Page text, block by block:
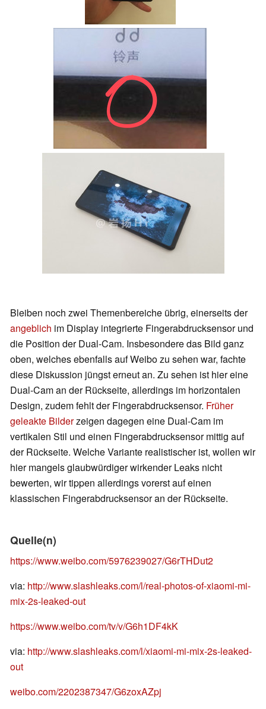
Bleiben noch zwei Themenbereiche übrig, einerseits der
angeblich im Display integrierte Fingerabdrucksensor und
die Position der Dual-Cam. Insbesondere das Bild ganz
oben, welches ebenfalls auf Weibo zu sehen war, fachte
diese Diskussion jüngst erneut an. Zu sehen ist hier eine
Dual-Cam an der Rückseite, allerdings im horizontalen
Design, zudem fehlt der Fingerabdrucksensor. Früher
geleakte Bilderzeigen dagegen eine Dual-Cam im
vertikalen Stil und einen Fingerabdrucksensor mittig auf
der Rückseite. Welche Variante realistischer ist, wollen wir
hier mangels glaubwürdiger wirkender Leaks nicht
bewerten, wir tippen allerdings vorerst auf einen
klassischen Fingerabdrucksensor an der Rückseite.
Quelle(n)
https://www.weibo.com/5976239027/G6rTHDut2
via: http://www.slashleaks.com/l/real-photos-of-xiaomi-mi-
mix-2s-leaked-out
https://www.weibo.com/tv/v/G6h1DF4kK
via: http://www.slashleaks.com/l/xiaomi-mi-mix-2s-leaked-
out
weibo.com/2202387347/G6zoxAZpj